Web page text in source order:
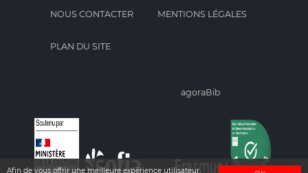
Afin de vous offrir une meilleure expérience utilisateur,
NOUS CONTACTER MENTIONS LÉGALES
PLAN DU SITE
agoraBib